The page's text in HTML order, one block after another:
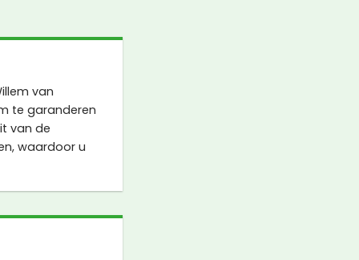
van
te garanderen
van de
waardoor u